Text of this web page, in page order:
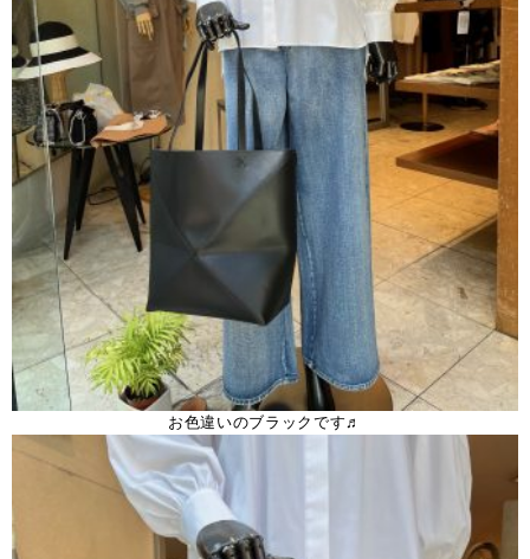
お色違いのブラックです♬